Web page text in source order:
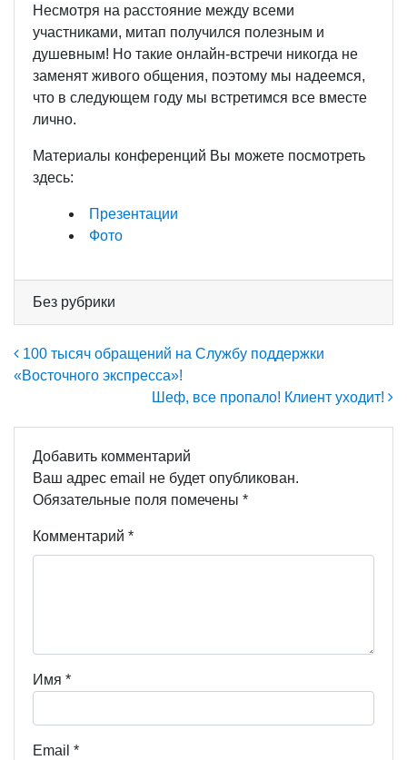
Несмотря на расстояние между всеми
участниками, митап получился полезным и
душевным! Но такие онлайн-встречи никогда не
заменят живого общения, поэтому мы надеемся,
что в следующем году мы встретимся все вместе
лично.
Материалы конференций Вы можете посмотреть
здесь:
Презентации
Фото
Без рубрики
Навигация по записям
100 тысяч обращений на Службу поддержки
«Восточного экспресса»!
Шеф, все пропало! Клиент уходит!
Добавить комментарий
Ваш адрес email не будет опубликован.
Обязательные поля помечены *
Комментарий *
Имя *
Email *